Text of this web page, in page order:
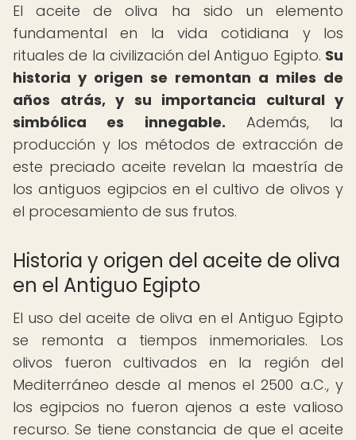
El aceite de oliva ha sido un elemento
fundamental en la vida cotidiana y los
rituales de la civilización del Antiguo Egipto. Su
historia y origen se remontan a miles de
años atrás, y su importancia cultural y
simbólica es innegable. Además, la
producción y los métodos de extracción de
este preciado aceite revelan la maestría de
los antiguos egipcios en el cultivo de olivos y
el procesamiento de sus frutos.
Historia y origen del aceite de oliva
en el Antiguo Egipto
El uso del aceite de oliva en el Antiguo Egipto
se remonta a tiempos inmemoriales. Los
olivos fueron cultivados en la región del
Mediterráneo desde al menos el 2500 a.C., y
los egipcios no fueron ajenos a este valioso
recurso. Se tiene constancia de que el aceite